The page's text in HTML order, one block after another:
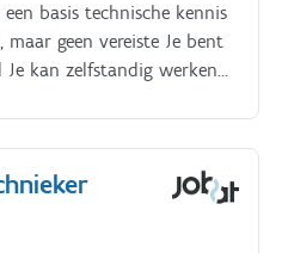
basis technische kennis
geen vereiste Je bent
Je kan zelfstandig werken